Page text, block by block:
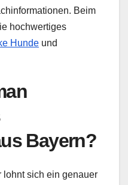
Beim
hochwertiges
Hunde und
Bayern?
lohnt sich ein genauer